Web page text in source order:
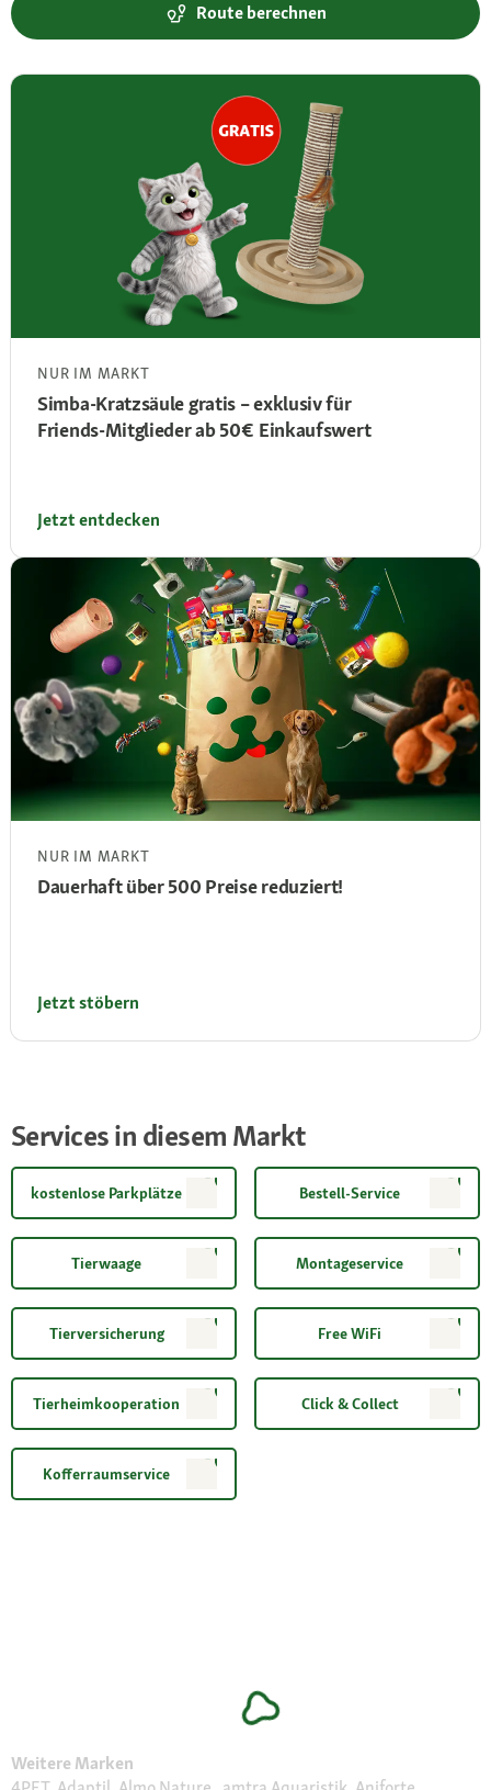
Route berechnen
NUR IM MARKT
Simba‑Kratzsäule gratis – exklusiv für
Friends‑Mitglieder ab 50 € Einkaufswert
Jetzt entdecken
NUR IM MARKT
Dauerhaft über 500 Preise reduziert!
Jetzt stöbern
Services in diesem Markt
kostenlose Parkplätze Bestell-Service
Tierwaage Montageservice
Tierversicherung Free WiFi
Tierheimkooperation Click & Collect
Kofferraumservice
Weitere Marken